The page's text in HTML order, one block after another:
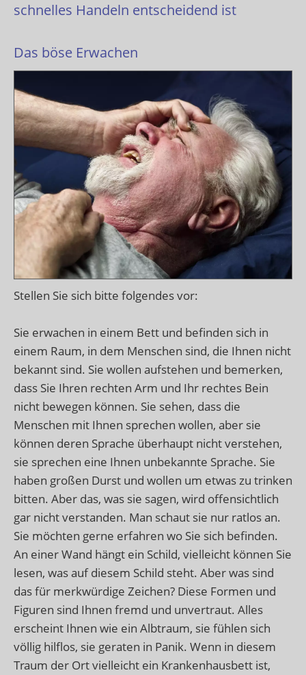
schnelles Handeln entscheidend ist
Das böse Erwachen
Stellen Sie sich bitte folgendes vor:
Sie erwachen in einem Bett und befinden sich in
einem Raum, in dem Menschen sind, die Ihnen nicht
bekannt sind. Sie wollen aufstehen und bemerken,
dass Sie Ihren rechten Arm und Ihr rechtes Bein
nicht bewegen können. Sie sehen, dass die
Menschen mit Ihnen sprechen wollen, aber sie
können deren Sprache überhaupt nicht verstehen,
sie sprechen eine Ihnen unbekannte Sprache. Sie
haben großen Durst und wollen um etwas zu trinken
bitten. Aber das, was sie sagen, wird offensichtlich
gar nicht verstanden. Man schaut sie nur ratlos an.
Sie möchten gerne erfahren wo Sie sich befinden.
An einer Wand hängt ein Schild, vielleicht können Sie
lesen, was auf diesem Schild steht. Aber was sind
das für merkwürdige Zeichen? Diese Formen und
Figuren sind Ihnen fremd und unvertraut. Alles
erscheint Ihnen wie ein Albtraum, sie fühlen sich
völlig hilflos, sie geraten in Panik. Wenn in diesem
Traum der Ort vielleicht ein Krankenhausbett ist,